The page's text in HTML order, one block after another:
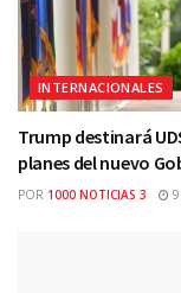
INTERNACIONALES
Trump destinará
planes del nuevo
POR 1000 NOTICIAS 3